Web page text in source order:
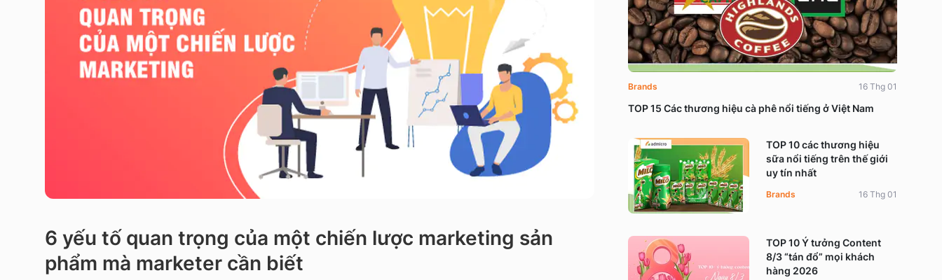
6 yếu tố quan trọng của một chiến lược marketing sản
phẩm mà marketer cần biết
TOP 15 Các thương hiệu cà phê nổi tiếng ở Việt Nam
Brands 16 Thg 01
TOP 10 các thương hiệu
sữa nổi tiếng trên thế giới
uy tín nhất
Brands 16 Thg 01
TOP 10 Ý tưởng Content
8/3 “tán đổ” mọi khách
hàng 2026